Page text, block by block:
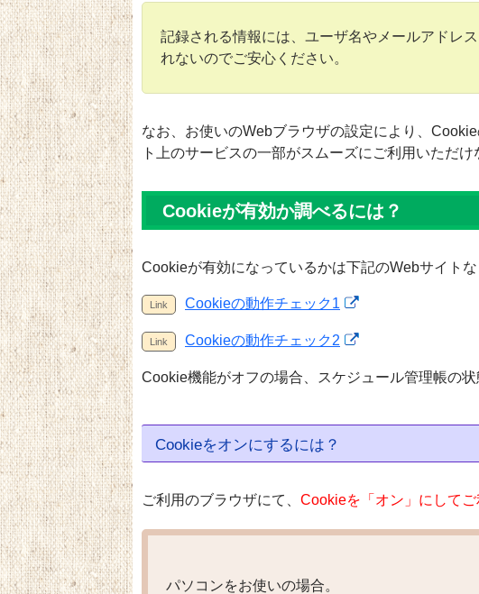
記録される情報には、ユーザ名やメールアドレ
れないのでご安心ください。
なお、お使いのWebブラウザの設定により、
ト上のサービスの一部がスムーズにご利用いただけ
Cookieが有効か調べるには？
Cookieが有効になっているかは下記のWebサイトな
Cookieの動作チェック1
Cookieの動作チェック2
Cookie機能がオフの場合、スケジュール管理帳の状
Cookieをオンにするには？
ご利用のブラウザにて、 Cookieを「オン」にしてご
パソコンをお使いの場合。